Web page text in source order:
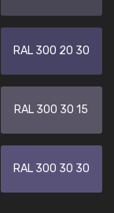
RAL 300 20 30
RAL 300 30 15
RAL 300 30 30